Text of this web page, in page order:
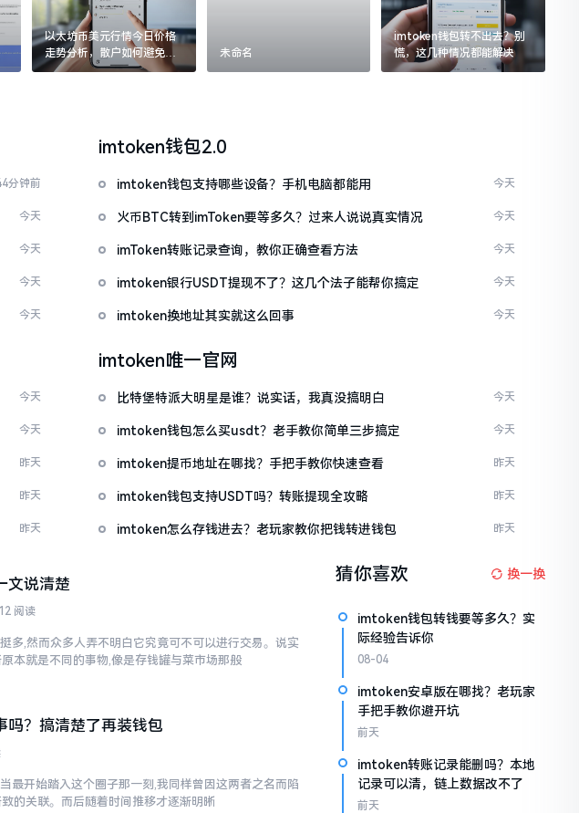
以太坊币美元行情今日价格
走势分析，散户如何避免追
涨杀跌被套牢
未命名
imtoken钱包转不出去？别
慌，这几种情况都能解决
分钟前
今天
今天
今天
今天
imtoken钱包2.0
imtoken钱包支持哪些设备？手机电脑都能用 今天
火币BTC转到imToken要等多久？过来人说说真实情况 今天
imToken转账记录查询，教你正确查看方法 今天
imtoken银行USDT提现不了？这几个法子能帮你搞定 今天
imtoken换地址其实就这么回事 今天
今天
今天
昨天
昨天
昨天
imtoken唯一官网
比特堡特派大明星是谁？说实话，我真没搞明白 今天
imtoken钱包怎么买usdt？老手教你简单三步搞定 今天
imtoken提币地址在哪找？手把手教你快速查看 昨天
imtoken钱包支持USDT吗？转账提现全攻略 昨天
imtoken怎么存钱进去？老玩家教你把钱转进钱包 昨天
文说清楚
12 阅读
多,然而众多人弄不明白它究竟可不可以进行交易。说实
本就是不同的事物,像是存钱罐与菜市场那般
？搞清楚了再装钱包
最开始踏入这个圈子那一刻,我同样曾因这两者之名而陷
的关联。而后随着时间推移才逐渐明晰
猜你喜欢 换一换
imtoken钱包转钱要等多久？实
际经验告诉你
08-04
imtoken安卓版在哪找？老玩家
手把手教你避开坑
前天
imtoken转账记录能删吗？本地
记录可以清，链上数据改不了
前天